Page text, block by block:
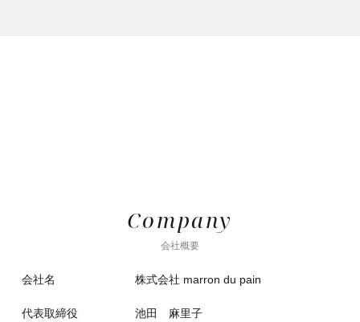
Company
会社概要
会社名 株式会社 marron du pain
代表取締役 池田 麻里子